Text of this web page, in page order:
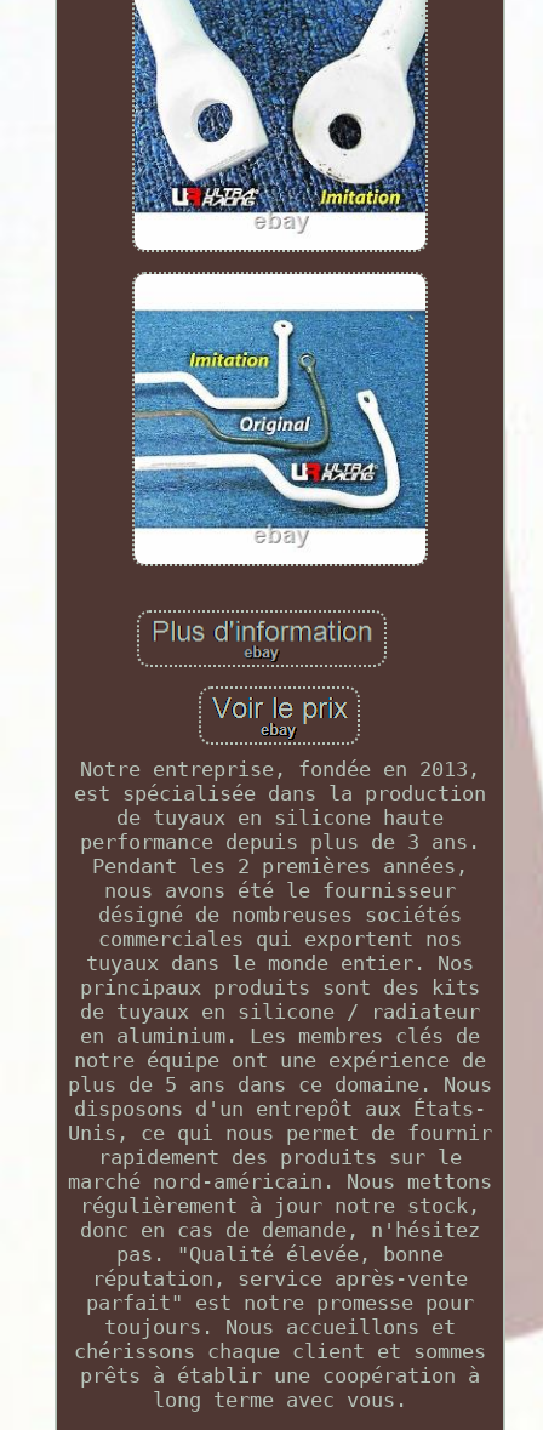
Notre entreprise, fondée en 2013,
est spécialisée dans la production
de tuyaux en silicone haute
performance depuis plus de 3 ans.
Pendant les 2 premières années,
nous avons été le fournisseur
désigné de nombreuses sociétés
commerciales qui exportent nos
tuyaux dans le monde entier. Nos
principaux produits sont des kits
de tuyaux en silicone / radiateur
en aluminium. Les membres clés de
notre équipe ont une expérience de
plus de 5 ans dans ce domaine. Nous
disposons d'un entrepôt aux États-
Unis, ce qui nous permet de fournir
rapidement des produits sur le
marché nord-américain. Nous mettons
régulièrement à jour notre stock,
donc en cas de demande, n'hésitez
pas. "Qualité élevée, bonne
réputation, service après-vente
parfait" est notre promesse pour
toujours. Nous accueillons et
chérissons chaque client et sommes
prêts à établir une coopération à
long terme avec vous.